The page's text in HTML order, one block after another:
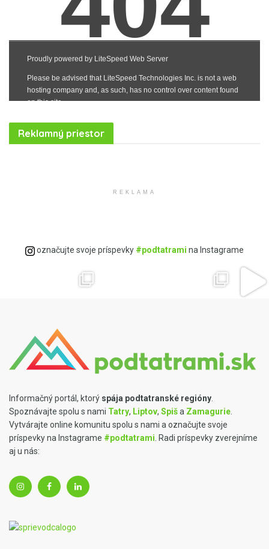
Reklamný priestor
REKLAMA
označujte svoje príspevky #podtatrami na Instagrame
Informačný portál, ktorý spája podtatranské regióny.
Spoznávajte spolu s nami Tatry, Liptov, Spiša Zamagurie.
Vytvárajte online komunitu spolu s nami a označujte svoje
príspevky na Instagrame #podtatrami. Radi príspevky zverejníme
aj u nás: